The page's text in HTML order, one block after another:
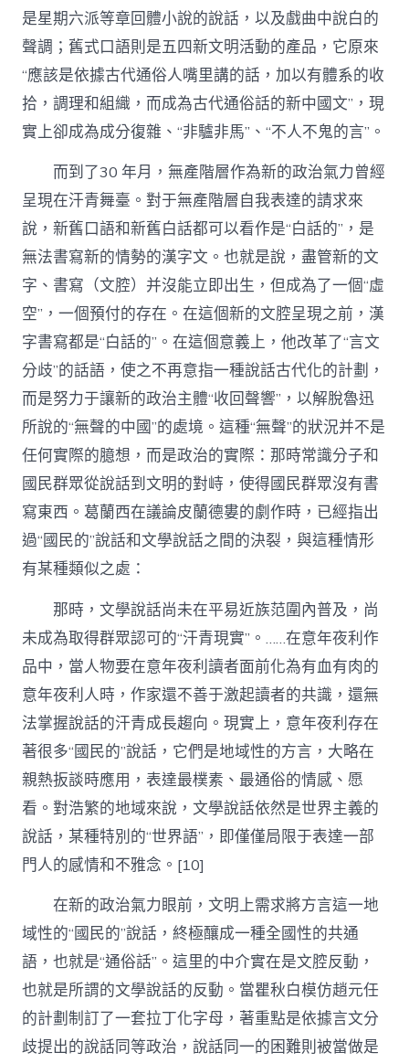
是星期六派等章回體小說的說話，以及戲曲中說白的
聲調；舊式口語則是五四新文明活動的產品，它原來
“應該是依據古代通俗人嘴里講的話，加以有體系的收
拾，調理和組織，而成為古代通俗話的新中國文”，現
實上卻成為成分復雜、“非驢非馬”、“不人不鬼的言”。
而到了30 年月，無產階層作為新的政治氣力曾經
呈現在汗青舞臺。對于無產階層自我表達的請求來
說，新舊口語和新舊白話都可以看作是“白話的”，是
無法書寫新的情勢的漢字文。也就是說，盡管新的文
字、書寫（文腔）并沒能立即出生，但成為了一個“虛
空”，一個預付的存在。在這個新的文腔呈現之前，漢
字書寫都是“白話的”。在這個意義上，他改革了“言文
分歧”的話語，使之不再意指一種說話古代化的計劃，
而是努力于讓新的政治主體“收回聲響”，以解脫魯迅
所說的“無聲的中國”的處境。這種“無聲”的狀況并不是
任何實際的臆想，而是政治的實際：那時常識分子和
國民群眾從說話到文明的對峙，使得國民群眾沒有書
寫東西。葛蘭西在議論皮蘭德婁的劇作時，已經指出
過“國民的”說話和文學說話之間的決裂，與這種情形
有某種類似之處：
那時，文學說話尚未在平易近族范圍內普及，尚
未成為取得群眾認可的“汗青現實”。……在意年夜利作
品中，當人物要在意年夜利讀者面前化為有血有肉的
意年夜利人時，作家還不善于激起讀者的共識，還無
法掌握說話的汗青成長趨向。現實上，意年夜利存在
著很多“國民的”說話，它們是地域性的方言，大略在
親熱扳談時應用，表達最樸素、最通俗的情感、愿
看。對浩繁的地域來說，文學說話依然是世界主義的
說話，某種特別的“世界語”，即僅僅局限于表達一部
門人的感情和不雅念。[10]
在新的政治氣力眼前，文明上需求將方言這一地
域性的“國民的”說話，終極釀成一種全國性的共通
語，也就是“通俗話”。這里的中介實在是文腔反動，
也就是所謂的文學說話的反動。當瞿秋白模仿趙元任
的計劃制訂了一套拉丁化字母，著重點是依據言文分
歧提出的說話同等政治，說話同一的困難則被當做是